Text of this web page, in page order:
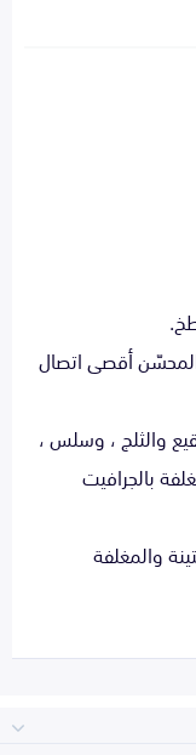
أقصى اتصال
والثلج ، وسلس ،
بالجرافيت
والمغلفة
من خلال جناح